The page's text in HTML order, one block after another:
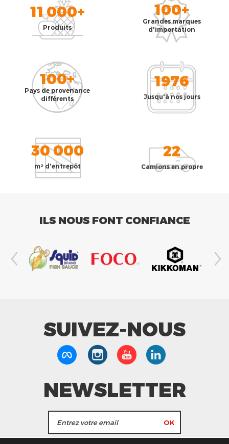
11 000+
Produits
100+
Grandes marques
d'importation
100+
Pays de provenance
différents
1976
Jusqu'à nos jours
30 000
m² d'entrepôt
22
Camions en propre
ILS NOUS FONT CONFIANCE
SUIVEZ-NOUS
NEWSLETTER